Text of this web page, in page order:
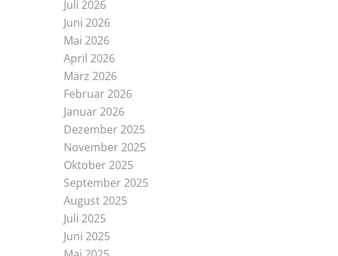
Juli 2026
Juni 2026
Mai 2026
April 2026
März 2026
Februar 2026
Januar 2026
Dezember 2025
November 2025
Oktober 2025
September 2025
August 2025
Juli 2025
Juni 2025